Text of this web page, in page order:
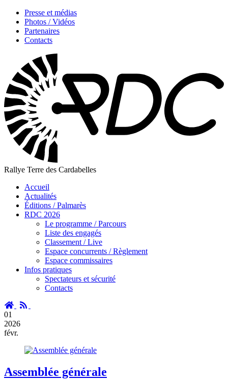
Presse et médias
Photos / Vidéos
Partenaires
Contacts
Rallye Terre des Cardabelles
Accueil
Actualités
Éditions / Palmarès
RDC 2026
Le programme / Parcours
Liste des engagés
Classement / Live
Espace concurrents / Règlement
Espace commissaires
Infos pratiques
Spectateurs et sécurité
Contacts
Accueil
01
2026
févr.
Assemblée générale